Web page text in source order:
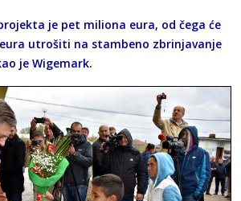
je pet miliona eura, od čega će
utrošiti na stambeno zbrinjavanje
je Wigemark.